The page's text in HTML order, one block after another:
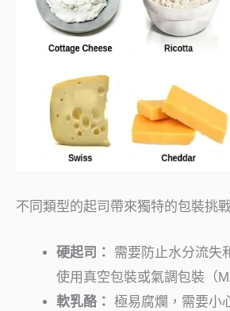
不同類型的起司帶來獨特的包裝挑戰
硬起司：
需要防止水分流失
使用真空包裝或氣調包裝（
軟乳酪： 極易腐爛，需要小